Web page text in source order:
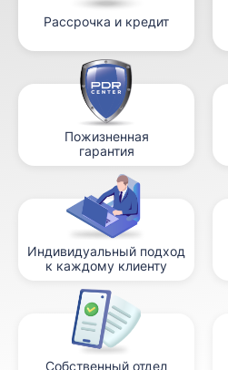
Рассрочка и кредит
Пожизненная
гарантия
Индивидуальный подход
к каждому клиенту
Собственный отдел